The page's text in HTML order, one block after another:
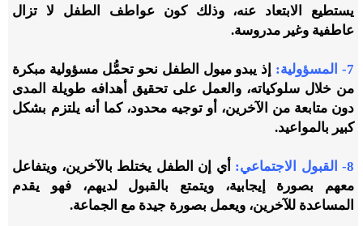
يستطيع الابتعاد عنه، وذلك كون عواطف الطفل لا تزال
عاطفية وغير مدروسة.
7- المسؤولية : إذ يبدو ميول الطفل نحو تحمُّل مسؤولية مبكرة
من خلال سلوكياته، والعمل على تحقيق أهدافه طويلة المدى
دون متابعة من الآخرين، أو توجيه محدود، كما أنه يلتزم بشكل
كبير بالمواعيد.
8- القبول الاجتماعي : أي إن الطفل يختلط بالآخرين، ويتفاعل
معهم بصورة إيجابية، ويتمتع بالقبول لديهم، فهو يقدم
المساعدة للآخرين، ويعمل بصورة جيدة مع الجماعة.